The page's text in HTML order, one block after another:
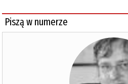
Piszą w numerze